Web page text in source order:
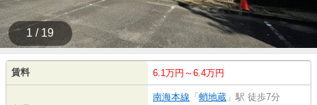
1 / 19
賃料 6.1万円～6.4万円
南海本線 「 蛸地蔵 」駅 徒歩7分